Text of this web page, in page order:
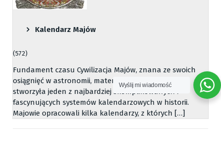
Kalendarz Majów
(572)
Fundament czasu Cywilizacja Majów, znana ze swoich
osiągnięć w astronomii, matematyce i architekturze,
stworzyła jeden z najbardziej skomplikowanych i
fascynujących systemów kalendarzowych w historii.
Majowie opracowali kilka kalendarzy, z których […]
Wyślij mi wiadomość